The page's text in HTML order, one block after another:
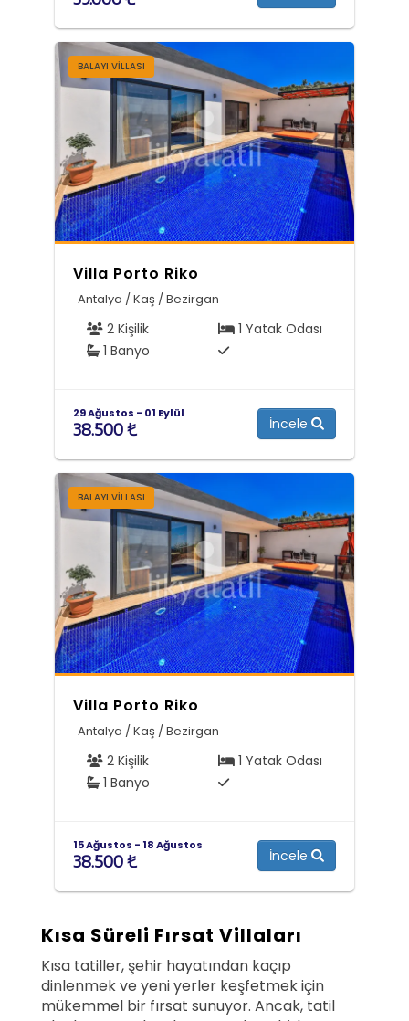
BALAYI VILLASI
Villa Porto Riko
Antalya / Kaş / Bezirgan
2 Kişilik
1 Yatak Odası
1 Banyo
29 Ağustos - 01 Eylül
38.500 ₺ İncele
BALAYI VILLASI
Villa Porto Riko
Antalya / Kaş / Bezirgan
2 Kişilik
1 Yatak Odası
1 Banyo
15 Ağustos - 18 Ağustos
38.500 ₺ İncele
Kısa Süreli Fırsat Villaları
Kısa tatiller, şehir hayatından kaçıp
dinlenmek ve yeni yerler keşfetmek için
mükemmel bir fırsat sunuyor. Ancak, tatil